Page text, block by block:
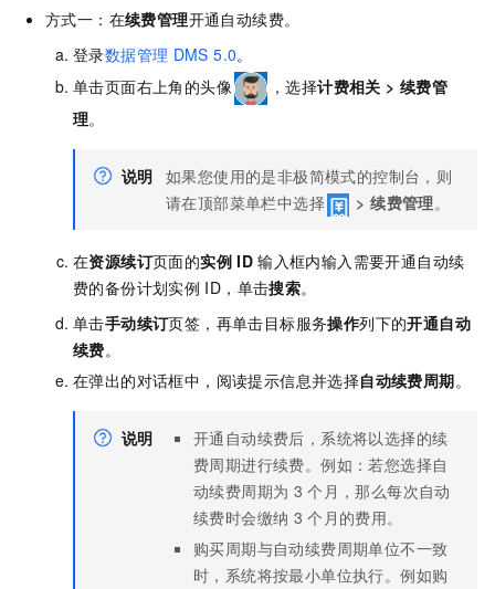
方式一：在续费管理开通自动续费。
登录数据管理 DMS 5.0。
单击页面右上角的头像
，选择计费相关 >续费管
理。
说明 如果您使用的是非极简模式的控制台，则
请在顶部菜单栏中选择
>续费管理。
在资源续订页面的实例 ID 输入框内输入需要开通自动续
费的备份计划实例 ID，单击搜索。
单击手动续订页签，再单击目标服务操作列下的开通自动
续费。
在弹出的对话框中，阅读提示信息并选择自动续费周期。
说明
开通自动续费后，系统将以选择的续
费周期进行续费。例如：若您选择自
动续费周期为 3 个月，那么每次自动
续费时会缴纳 3 个月的费用。
购买周期与自动续费周期单位不一致
时，系统将按最小单位执行。例如购